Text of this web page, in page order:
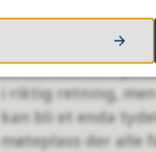
De sier det selv på
i riktig retning,
kan bli et enda
møteplass der alle